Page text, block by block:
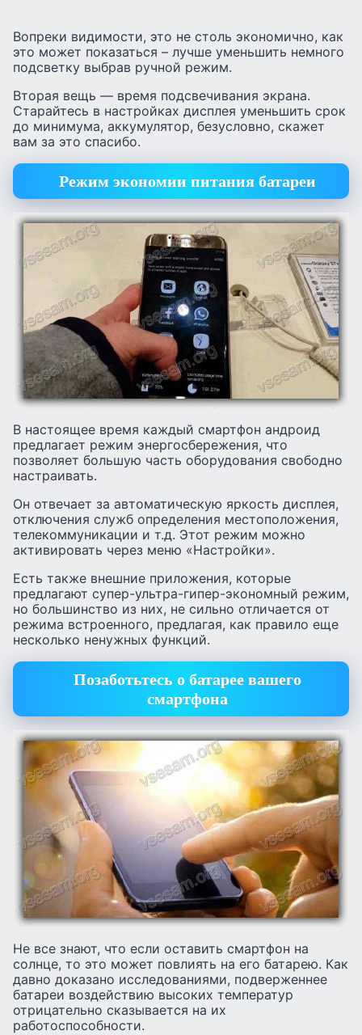
Вопреки видимости, это не столь экономично, как
это может показаться – лучше уменьшить немного
подсветку выбрав ручной режим.
Вторая вещь — время подсвечивания экрана.
Старайтесь в настройках дисплея уменьшить срок
до минимума, аккумулятор, безусловно, скажет
вам за это спасибо.
Режим экономии питания батареи
В настоящее время каждый смартфон андроид
предлагает режим энергосбережения, что
позволяет большую часть оборудования свободно
настраивать.
Он отвечает за автоматическую яркость дисплея,
отключения служб определения местоположения,
телекоммуникации и т.д. Этот режим можно
активировать через меню «Настройки».
Есть также внешние приложения, которые
предлагают супер-ультра-гипер-экономный режим,
но большинство из них, не сильно отличается от
режима встроенного, предлагая, как правило еще
несколько ненужных функций.
Позаботьтесь о батарее вашего
смартфона
Не все знают, что если оставить смартфон на
солнце, то это может повлиять на его батарею. Как
давно доказано исследованиями, подверженнее
батареи воздействию высоких температур
отрицательно сказывается на их
работоспособности.